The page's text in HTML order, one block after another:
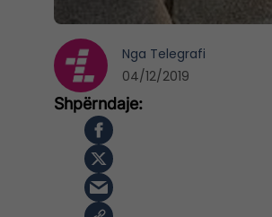
Nga Telegrafi
04/12/2019